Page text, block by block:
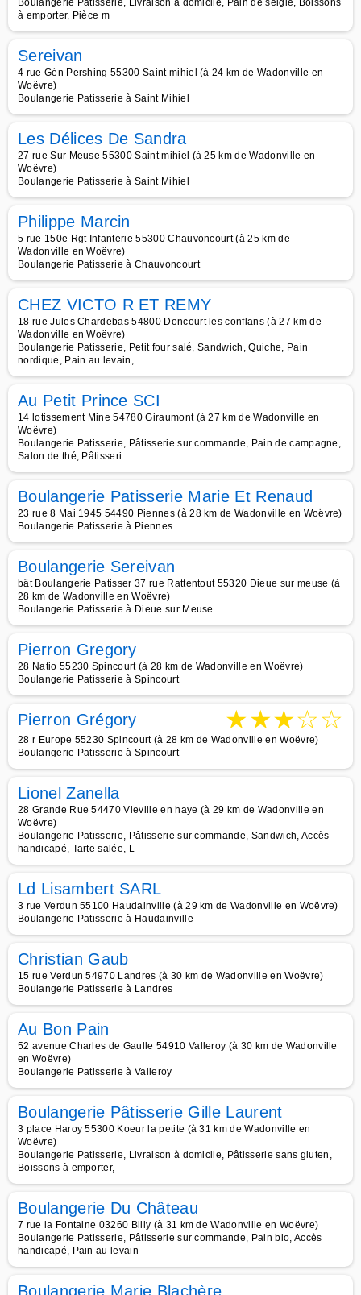
Boulangerie Patisserie, Livraison à domicile, Pain de seigle, Boissons
à emporter, Pièce m
Sereivan
4 rue Gén Pershing 55300 Saint mihiel (à 24 km de Wadonville en
Woëvre)
Boulangerie Patisserie à Saint Mihiel
Les Délices De Sandra
27 rue Sur Meuse 55300 Saint mihiel (à 25 km de Wadonville en
Woëvre)
Boulangerie Patisserie à Saint Mihiel
Philippe Marcin
5 rue 150e Rgt Infanterie 55300 Chauvoncourt (à 25 km de
Wadonville en Woëvre)
Boulangerie Patisserie à Chauvoncourt
CHEZ VICTO R ET REMY
18 rue Jules Chardebas 54800 Doncourt les conflans (à 27 km de
Wadonville en Woëvre)
Boulangerie Patisserie, Petit four salé, Sandwich, Quiche, Pain
nordique, Pain au levain,
Au Petit Prince SCI
14 lotissement Mine 54780 Giraumont (à 27 km de Wadonville en
Woëvre)
Boulangerie Patisserie, Pâtisserie sur commande, Pain de campagne,
Salon de thé, Pâtisseri
Boulangerie Patisserie Marie Et Renaud
23 rue 8 Mai 1945 54490 Piennes (à 28 km de Wadonville en Woëvre)
Boulangerie Patisserie à Piennes
Boulangerie Sereivan
bât Boulangerie Patisser 37 rue Rattentout 55320 Dieue sur meuse (à
28 km de Wadonville en Woëvre)
Boulangerie Patisserie à Dieue sur Meuse
Pierron Gregory
28 Natio 55230 Spincourt (à 28 km de Wadonville en Woëvre)
Boulangerie Patisserie à Spincourt
Pierron Grégory ★★★☆☆
28 r Europe 55230 Spincourt (à 28 km de Wadonville en Woëvre)
Boulangerie Patisserie à Spincourt
Lionel Zanella
28 Grande Rue 54470 Vieville en haye (à 29 km de Wadonville en
Woëvre)
Boulangerie Patisserie, Pâtisserie sur commande, Sandwich, Accès
handicapé, Tarte salée, L
Ld Lisambert SARL
3 rue Verdun 55100 Haudainville (à 29 km de Wadonville en Woëvre)
Boulangerie Patisserie à Haudainville
Christian Gaub
15 rue Verdun 54970 Landres (à 30 km de Wadonville en Woëvre)
Boulangerie Patisserie à Landres
Au Bon Pain
52 avenue Charles de Gaulle 54910 Valleroy (à 30 km de Wadonville
en Woëvre)
Boulangerie Patisserie à Valleroy
Boulangerie Pâtisserie Gille Laurent
3 place Haroy 55300 Koeur la petite (à 31 km de Wadonville en
Woëvre)
Boulangerie Patisserie, Livraison à domicile, Pâtisserie sans gluten,
Boissons à emporter,
Boulangerie Du Château
7 rue la Fontaine 03260 Billy (à 31 km de Wadonville en Woëvre)
Boulangerie Patisserie, Pâtisserie sur commande, Pain bio, Accès
handicapé, Pain au levain
Boulangerie Marie Blachère